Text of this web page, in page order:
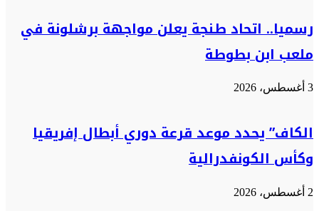
رسميا.. اتحاد طنجة يعلن مواجهة برشلونة في
ملعب ابن بطوطة
3 أغسطس، 2026
الكاف” يحدد موعد قرعة دوري أبطال إفريقيا
وكأس الكونفدرالية
2 أغسطس، 2026